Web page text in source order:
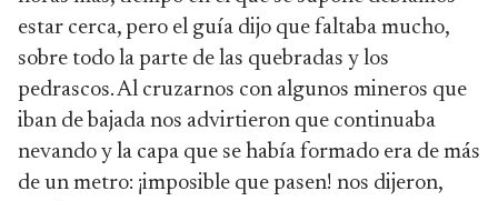
estar cerca, pero el guía dijo que faltaba mucho,
sobre todo la parte de las quebradas y los
pedrascos. Al cruzarnos con algunos mineros que
iban de bajada nos advirtieron que continuaba
nevando y la capa que se había formado era de más
de un metro: ¡imposible que pasen! nos dijeron,